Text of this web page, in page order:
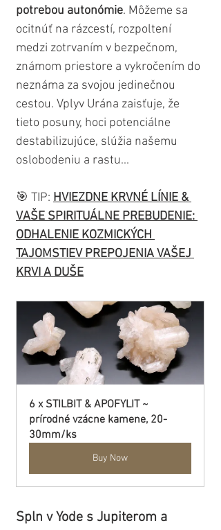
potrebou autonómie. Môžeme sa
ocitnúť na rázcestí, rozpoltení
medzi zotrvaním v bezpečnom,
známom priestore a vykročením do
neznáma za svojou jedinečnou
cestou. Vplyv Urána zaisťuje, že
tieto posuny, hoci potenciálne
destabilizujúce, slúžia našemu
oslobodeniu a rastu...
🎯 TIP: HVIEZDNE KRVNÉ LÍNIE &
VAŠE SPIRITUÁLNE PREBUDENIE:
ODHALENIE KOZMICKÝCH
TAJOMSTIEV PREPOJENIA VAŠEJ
KRVI A DUŠE
6 x STILBIT & APOFYLIT ~
prírodné vzácne kamene, 20-
30mm/ks
Buy Now
Spln v Yode s Jupiterom a